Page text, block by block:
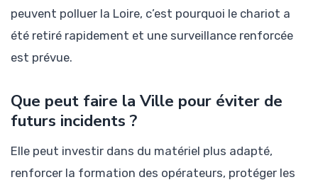
peuvent polluer la Loire, c’est pourquoi le chariot a
été retiré rapidement et une surveillance renforcée
est prévue.
Que peut faire la Ville pour éviter de
futurs incidents ?
Elle peut investir dans du matériel plus adapté,
renforcer la formation des opérateurs, protéger les